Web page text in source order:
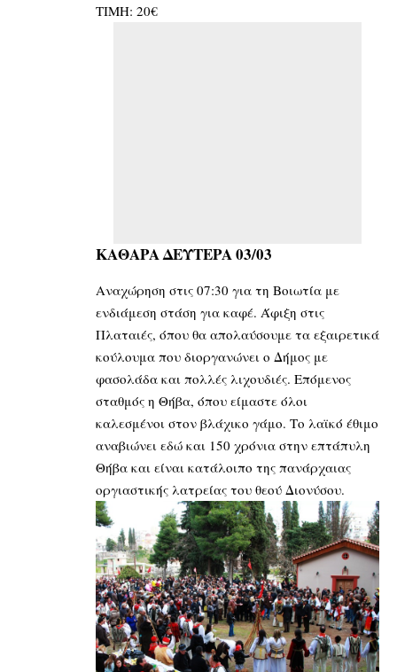
ΤΙΜΗ: 20€
KAΘΑΡΑ ΔΕΥΤΕΡΑ 03/03
Αναχώρηση στις 07:30 για τη Βοιωτία με
ενδιάμεση στάση για καφέ. Άφιξη στις
Πλαταιές, όπου θα απολαύσουμε τα εξαιρετικά
κούλουμα που διοργανώνει ο Δήμος με
φασολάδα και πολλές λιχουδιές. Επόμενος
σταθμός η Θήβα, όπου είμαστε όλοι
καλεσμένοι στον βλάχικο γάμο. Το λαϊκό έθιμο
αναβιώνει εδώ και 150 χρόνια στην επτάπυλη
Θήβα και είναι κατάλοιπο της πανάρχαιας
οργιαστικής λατρείας του θεού Διονύσου.